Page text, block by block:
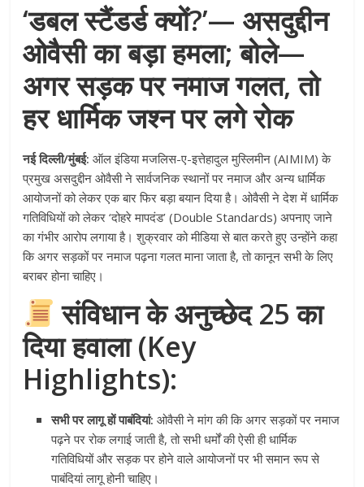
‘डबल स्टैंडर्ड क्यों?’— असदुद्दीन
ओवैसी का बड़ा हमला; बोले—
अगर सड़क पर नमाज गलत, तो
हर धार्मिक जश्न पर लगे रोक
नई दिल्ली/मुंबई: ऑल इंडिया मजलिस-ए-इत्तेहादुल मुस्लिमीन (AIMIM) के
प्रमुख असदुद्दीन ओवैसी ने सार्वजनिक स्थानों पर नमाज और अन्य धार्मिक
आयोजनों को लेकर एक बार फिर बड़ा बयान दिया है। ओवैसी ने देश में धार्मिक
गतिविधियों को लेकर ‘दोहरे मापदंड’ (Double Standards) अपनाए जाने
का गंभीर आरोप लगाया है। शुक्रवार को मीडिया से बात करते हुए उन्होंने कहा
कि अगर सड़कों पर नमाज पढ़ना गलत माना जाता है, तो कानून सभी के लिए
बराबर होना चाहिए।
संविधान के अनुच्छेद 25 का
दिया हवाला (Key
Highlights):
सभी पर लागू हों पाबंदियां: ओवैसी ने मांग की कि अगर सड़कों पर नमाज
पढ़ने पर रोक लगाई जाती है, तो सभी धर्मों की ऐसी ही धार्मिक
गतिविधियों और सड़क पर होने वाले आयोजनों पर भी समान रूप से
पाबंदियां लागू होनी चाहिए।